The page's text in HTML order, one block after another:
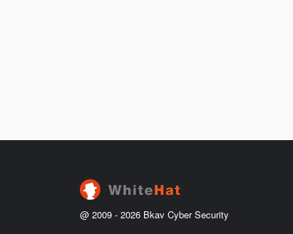
@ 2009 - 2026 Bkav Cyber Security